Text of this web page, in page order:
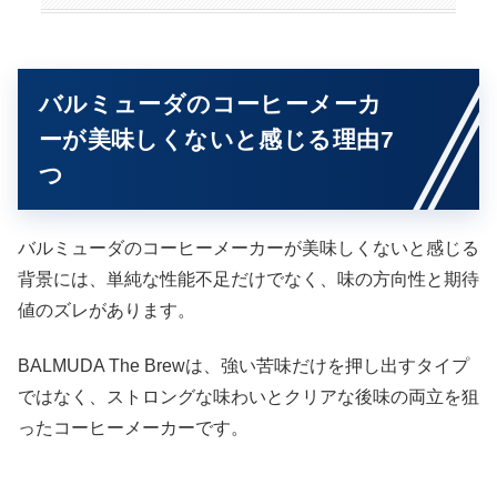
バルミューダのコーヒーメーカ
ーが美味しくないと感じる理由7
つ
バルミューダのコーヒーメーカーが美味しくないと感じる
背景には、単純な性能不足だけでなく、味の方向性と期待
値のズレがあります。
BALMUDA The Brewは、強い苦味だけを押し出すタイプ
ではなく、ストロングな味わいとクリアな後味の両立を狙
ったコーヒーメーカーです。